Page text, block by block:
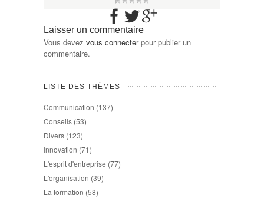
Laisser un commentaire
Vous devez vous connecterpour publier un
commentaire.
LISTE DES THÈMES
Communication (137)
Conseils (53)
Divers (123)
Innovation (71)
L'esprit d'entreprise (77)
L'organisation (39)
La formation (58)